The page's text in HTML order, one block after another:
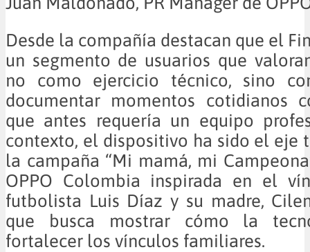
Desde la compañía destacan que el
un segmento de usuarios que
no como ejercicio técnico, sino
documentar momentos cotidianos
que antes requería un equipo
contexto, el dispositivo ha sido el eje
la campaña “Mi mamá, mi
OPPO Colombia inspirada en el
futbolista Luis Díaz y su madre,
que busca mostrar cómo la
fortalecer los vínculos familiares.